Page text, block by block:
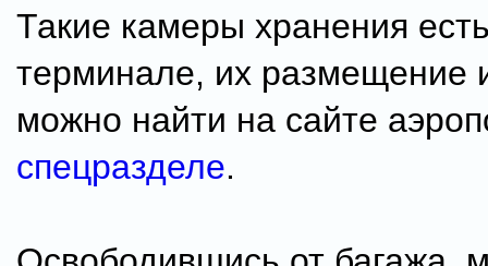
Такие камеры хранения
терминале, их размещение
можно найти на сайте
спецразделе.